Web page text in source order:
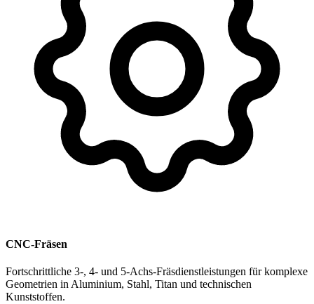
CNC-Fräsen
Fortschrittliche 3-, 4- und 5-Achs-Fräsdienstleistungen für komplexe
Geometrien in Aluminium, Stahl, Titan und technischen
Kunststoffen.